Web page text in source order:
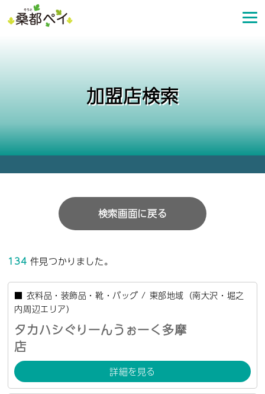
ン
プ
加盟店検索
検索画面に戻る
134 件見つかりました。
■ 衣料品・装飾品・靴・バッグ / 東部地域（南大沢・堀之
内周辺エリア）
タカハシぐりーんうぉーく多摩
店
詳細を見る